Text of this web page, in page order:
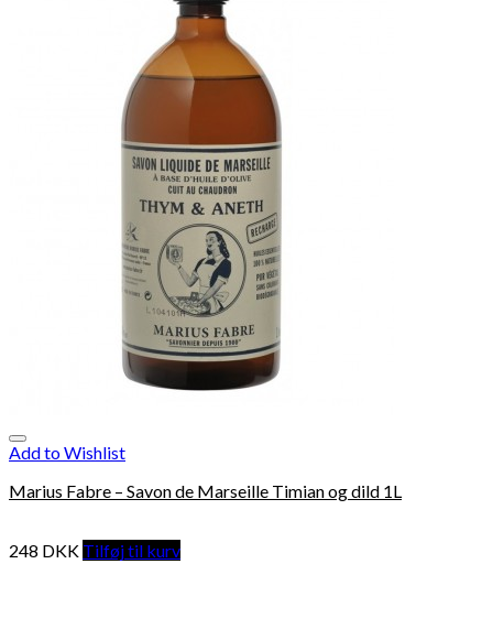
Add to Wishlist
Marius Fabre – Savon de Marseille Timian og dild 1L
248 DKK Tilføj til kurv